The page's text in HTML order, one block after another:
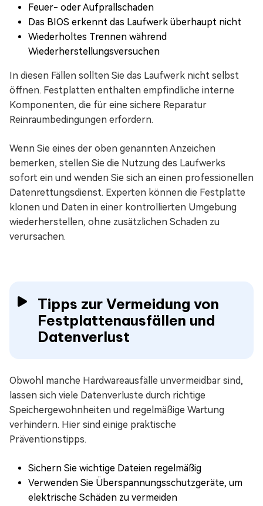
Feuer- oder Aufprallschaden
Das BIOS erkennt das Laufwerk überhaupt nicht
Wiederholtes Trennen während
Wiederherstellungsversuchen
In diesen Fällen sollten Sie das Laufwerk nicht selbst
öffnen. Festplatten enthalten empfindliche interne
Komponenten, die für eine sichere Reparatur
Reinraumbedingungen erfordern.
Wenn Sie eines der oben genannten Anzeichen
bemerken, stellen Sie die Nutzung des Laufwerks
sofort ein und wenden Sie sich an einen professionellen
Datenrettungsdienst. Experten können die Festplatte
klonen und Daten in einer kontrollierten Umgebung
wiederherstellen, ohne zusätzlichen Schaden zu
verursachen.
Tipps zur Vermeidung von
Festplattenausfällen und
Datenverlust
Obwohl manche Hardwareausfälle unvermeidbar sind,
lassen sich viele Datenverluste durch richtige
Speichergewohnheiten und regelmäßige Wartung
verhindern. Hier sind einige praktische
Präventionstipps.
Sichern Sie wichtige Dateien regelmäßig
Verwenden Sie Überspannungsschutzgeräte, um
elektrische Schäden zu vermeiden